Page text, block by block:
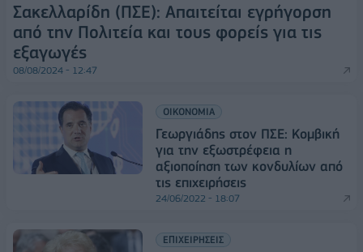
Σακελλαρίδη (ΠΣΕ): Απαιτείται εγρήγορση
από την Πολιτεία και τους φορείς για τις
εξαγωγές
08/08/2024 - 12:47
ΟΙΚΟΝΟΜΙΑ
Γεωργιάδης στον ΠΣΕ: Κομβική
για την εξωστρέφεια η
αξιοποίηση των κονδυλίων από
τις επιχειρήσεις
24/06/2022 - 18:07
ΕΠΙΧΕΙΡΗΣΕΙΣ